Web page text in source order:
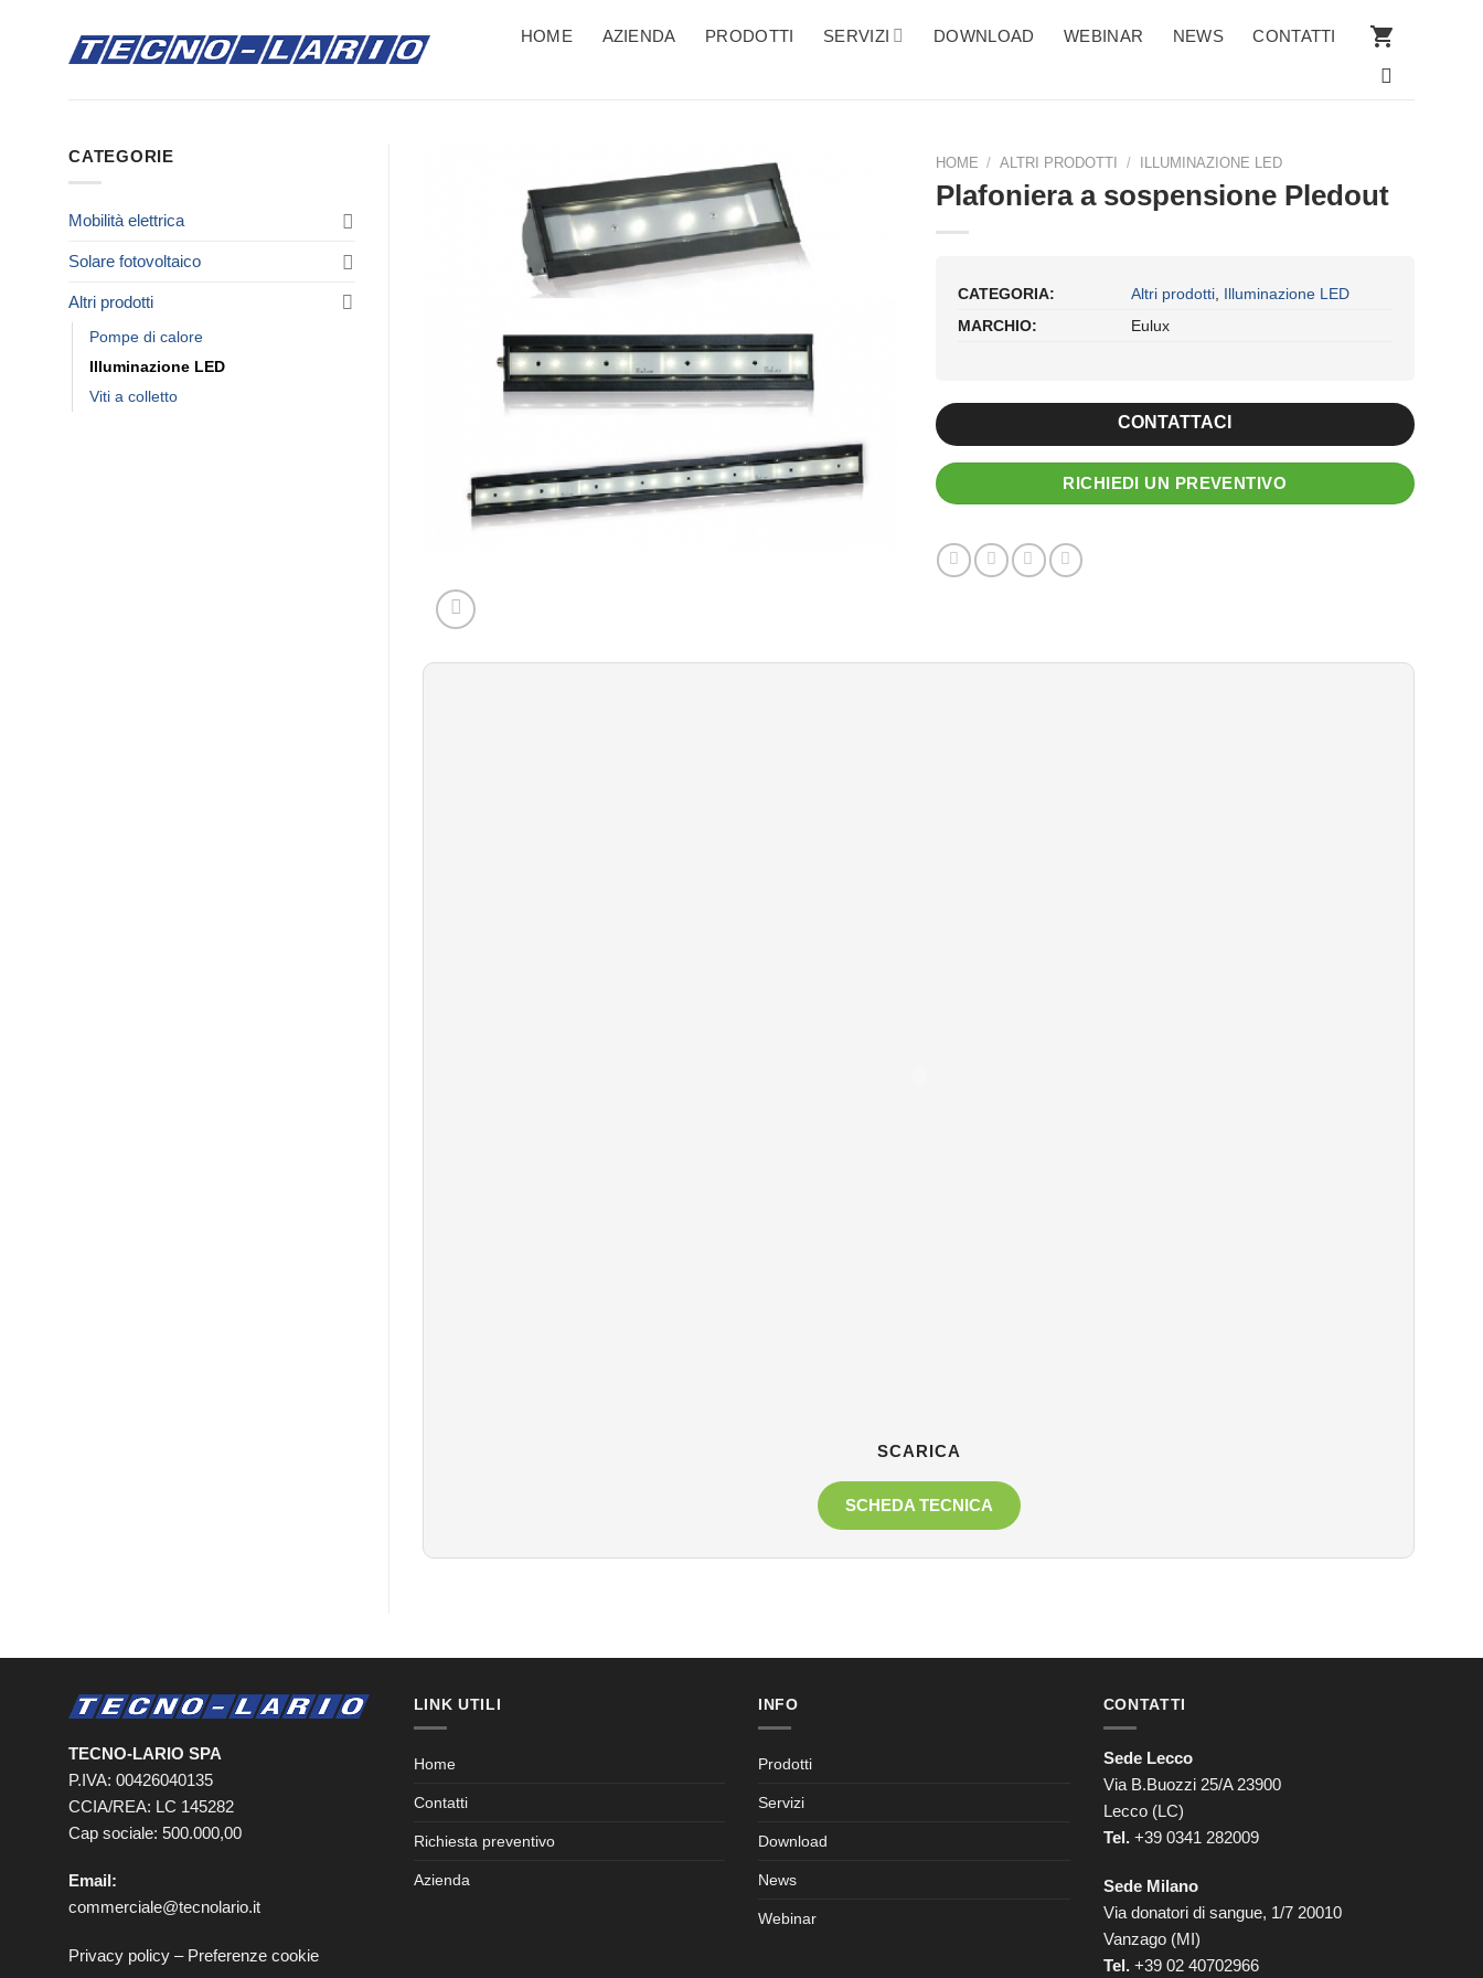
HOME AZIENDA PRODOTTI SERVIZI DOWNLOAD WEBINAR NEWS CONTATTI
CATEGORIE
Mobilità elettrica
Solare fotovoltaico
Altri prodotti
Pompe di calore
Illuminazione LED
Viti a colletto
HOME / ALTRI PRODOTTI / ILLUMINAZIONE LED
Plafoniera a sospensione Pledout
CATEGORIA: Altri prodotti, Illuminazione LED
MARCHIO:
Eulux
CONTATTACI
RICHIEDI UN PREVENTIVO
SCARICA
SCHEDA TECNICA
TECNO-LARIO SPA
P.IVA: 00426040135
CCIA/REA: LC 145282
Cap sociale: 500.000,00
Email:
commerciale@tecnolario.it
Privacy policy – Preferenze cookie
LINK UTILI
Home
Contatti
Richiesta preventivo
Azienda
INFO
Prodotti
Servizi
Download
News
Webinar
CONTATTI
Sede Lecco
Via B.Buozzi 25/A 23900
Lecco (LC)
Tel. +39 0341 282009
Sede Milano
Via donatori di sangue, 1/7 20010
Vanzago (MI)
Tel. +39 02 40702966